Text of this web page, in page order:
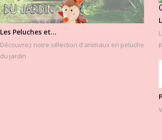
Les Peluches et...
Découvrez notre sélection d'animaux en peluche
du jardin